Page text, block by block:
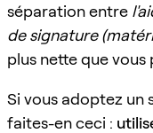
séparation entre
de signature
plus nette que vous
Si vous adoptez un
faites-en ceci :